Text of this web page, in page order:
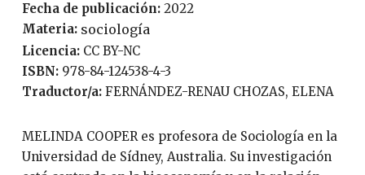
Fecha de publicación:
2022
Materia: sociología
Licencia:
CC BY-NC
ISBN:
978-84-124538-4-3
Traductor/a:
FERNÁNDEZ-RENAU CHOZAS, ELENA
MELINDA COOPER es profesora de Sociología en la
Universidad de Sídney, Australia. Su investigación